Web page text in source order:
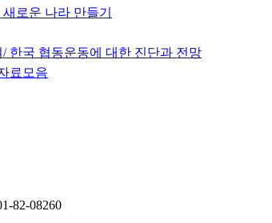
로운 나라 만들기
한국 협동운동에 대한 진단과 전망
료모음
82-08260